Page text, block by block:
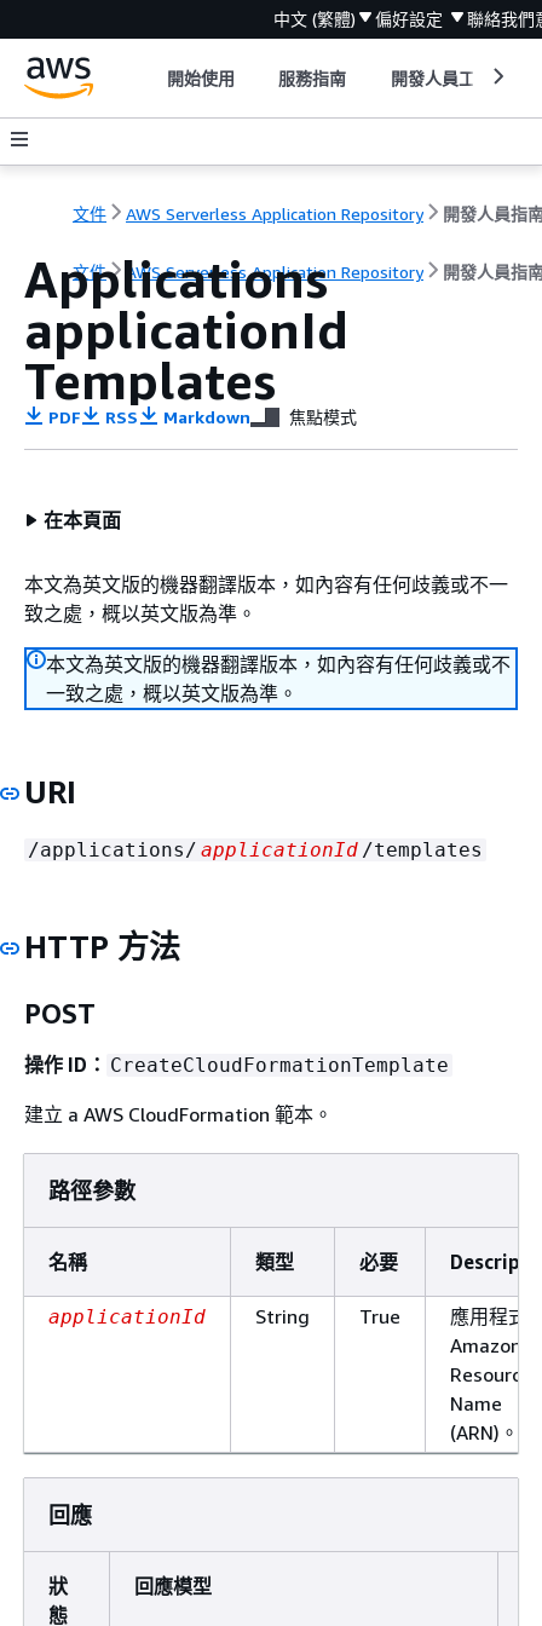
中文 (繁體) 偏好設定 聯絡我們
開始使用 服務指南 開發人員工具
文件 AWS Serverless Application Repository 開發人員指
文件 AWS Serverless Application Repository 開發人員指
Applications
applicationId
Templates
PDF RSS Markdown 焦點模式
在本頁面
本文為英文版的機器翻譯版本，如內容有任何歧義或不一
致之處，概以英文版為準。
本文為英文版的機器翻譯版本，如內容有任何歧義或不
一致之處，概以英文版為準。
URI
/applications/ applicationId /templates
HTTP 方法
POST
操作 ID： CreateCloudFormationTemplate
建立 a AWS CloudFormation 範本。
路徑參數
名稱 類型 必要
applicationId String True
應用程式
Amazon
Resource
Name
(ARN)。
回應
狀
態
回應模型